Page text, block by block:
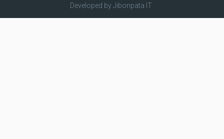
Developed byJibonpata IT